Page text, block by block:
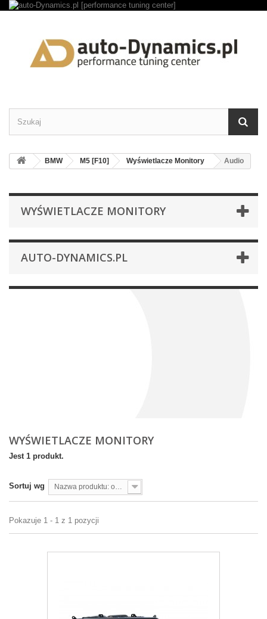
BMW M5 [F10] Wyświetlacze Monitory Audio
WYŚWIETLACZE MONITORY
AUTO-DYNAMICS.PL
WYŚWIETLACZE MONITORY
Jest 1 produkt.
Sortuj wg Nazwa produktu: od A do Z
Pokazuje 1 - 1 z 1 pozycji